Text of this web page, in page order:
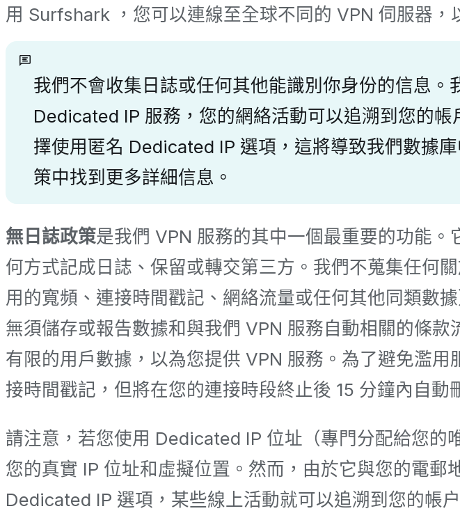
用 Surfshark ，您可以連線至全球不同的 VPN 伺服器，
我們不會收集日誌或任何其他能識別你身份的信息
Dedicated IP 服務，您的網絡活動可以追溯到您的
擇使用匿名 Dedicated IP 選項，這將導致我們數據
策中找到更多詳細信息。
無日誌政策是我們 VPN 服務的其中一個最重要的功能
何方式記成日誌、保留或轉交第三方。我們不蒐集任何
用的寬頻、連接時間戳記、網絡流量或任何其他同類數
無須儲存或報告數據和與我們 VPN 服務自動相關的條
有限的用戶數據，以為您提供 VPN 服務。為了避免濫
接時間戳記，但將在您的連接時段終止後 15 分鐘內自動
請注意，若您使用 Dedicated IP 位址（專門分配給您
您的真實 IP 位址和虛擬位置。然而，由於它與您的電
Dedicated IP 選項，某些線上活動就可以追溯到您的帳